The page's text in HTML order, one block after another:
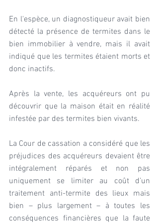
En l'espèce, un diagnostiqueur avait bien
détecté la présence de termites dans le
bien immobilier à vendre, mais il avait
indiqué que les termites étaient morts et
donc inactifs.
Après la vente, les acquéreurs ont pu
découvrir que la maison était en réalité
infestée par des termites bien vivants.
La Cour de cassation a considéré que les
préjudices des acquéreurs devaient être
intégralement réparés et non pas
uniquement se limiter au coût d’un
traitement anti-termite des lieux mais
bien – plus largement – à toutes les
conséquences financières que la faute